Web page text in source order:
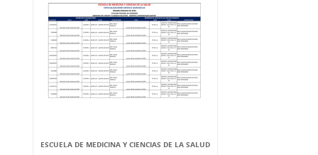
ESCUELA DE MEDICINA Y CIENCIAS DE LA SALUD